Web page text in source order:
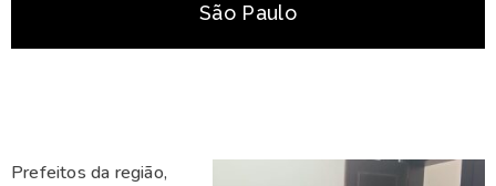
São Paulo
Prefeitos da região,